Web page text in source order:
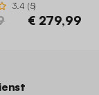
3.4 (5)
€ 279,99